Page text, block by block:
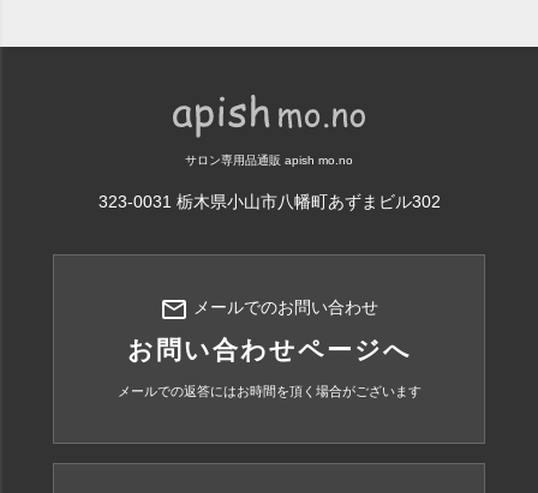
サロン専用品通販 apish mo.no
323-0031 栃木県小山市八幡町あずまビル302
mail_outline メールでのお問い合わせ
お問い合わせページへ
メールでの返答にはお時間を頂く場合がございます